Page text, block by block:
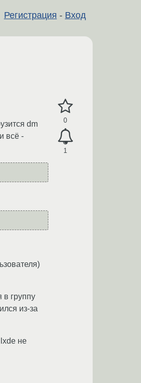
Регистрация - Вход
0
1
dm
всё -
в группу
из-за
не